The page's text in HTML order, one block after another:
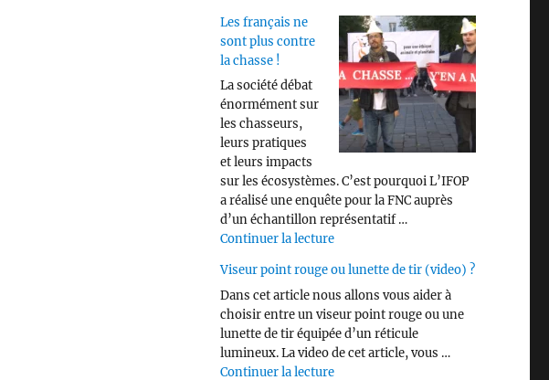
Les français ne
sont plus contre
la chasse !
La société débat
énormément sur
les chasseurs,
leurs pratiques
et leurs impacts
sur les écosystèmes. C’est pourquoi L’IFOP
a réalisé une enquête pour la FNC auprès
d’un échantillon représentatif …
Continuer la lecturede « Les français ne sont plus contre
Viseur point rouge ou lunette de tir (video) ?
Dans cet article nous allons vous aider à
choisir entre un viseur point rouge ou une
lunette de tir équipée d’un réticule
lumineux. La video de cet article, vous …
Continuer la lecturede « Viseur point rouge ou lunette